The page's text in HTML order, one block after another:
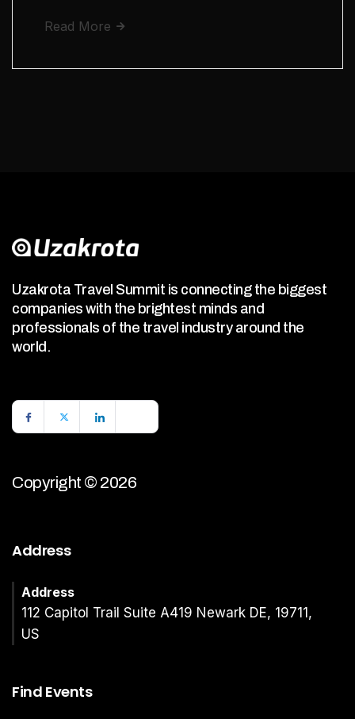
Read More
Uzakrota Travel Summit is connecting the biggest
companies with the brightest minds and
professionals of the travel industry around the
world.
Copyright © 2026
Address
Address
112 Capitol Trail Suite A419 Newark DE, 19711,
US
Find Events